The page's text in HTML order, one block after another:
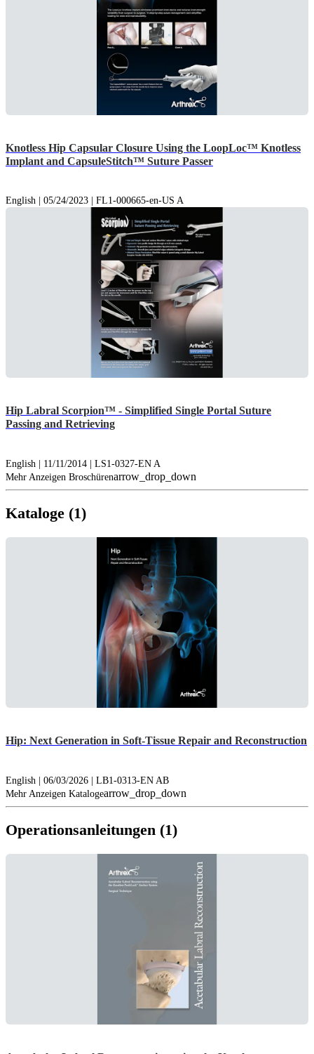
Knotless Hip Capsular Closure Using the LoopLoc™ Knotless
Implant and CapsuleStitch™ Suture Passer
English | 05/24/2023 | FL1-000665-en-US A
Hip Labral Scorpion™ - Simplified Single Portal Suture
Passing and Retrieving
English | 11/11/2014 | LS1-0327-EN A
Mehr Anzeigen Broschürenarrow_drop_down
Kataloge (1)
Hip: Next Generation in Soft-Tissue Repair and Reconstruction
English | 06/03/2026 | LB1-0313-EN AB
Mehr Anzeigen Katalogearrow_drop_down
Operationsanleitungen (1)